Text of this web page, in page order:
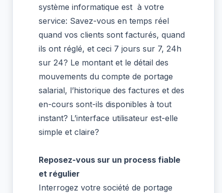
système informatique est à votre
service: Savez-vous en temps réel
quand vos clients sont facturés, quand
ils ont réglé, et ceci 7 jours sur 7, 24h
sur 24? Le montant et le détail des
mouvements du compte de portage
salarial, l’historique des factures et des
en-cours sont-ils disponibles à tout
instant? L’interface utilisateur est-elle
simple et claire?
Reposez-vous sur un process fiable
et régulier
Interrogez votre société de portage